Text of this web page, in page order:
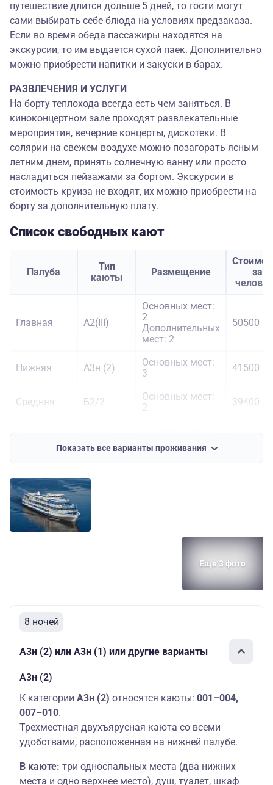
путешествие длится дольше 5 дней, то гости могут
сами выбирать себе блюда на условиях предзаказа.
Если во время обеда пассажиры находятся на
экскурсии, то им выдается сухой паек. Дополнительно
можно приобрести напитки и закуски в барах.
РАЗВЛЕЧЕНИЯ И УСЛУГИ
На борту теплохода всегда есть чем заняться. В
киноконцертном зале проходят развлекательные
мероприятия, вечерние концерты, дискотеки. В
солярии на свежем воздухе можно позагорать ясным
летним днем, принять солнечную ванну или просто
насладиться пейзажами за бортом. Экскурсии в
стоимость круиза не входят, их можно приобрести на
борту за дополнительную плату.
Список свободных кают
Палуба
Тип
каюты
Размещение
за
Главная А2(III)
Основных мест:
2
Дополнительных
мест: 2
50500
Нижняя А3н (2)
Основных мест:
3
41500
Средняя Б2/2
Основных мест:
2
39400
Б
Шлюпочная Б2 (I)
Показать все варианты проживания
Еще 3 фото
8 ночей
А3н (2) или А3н (1) или другие варианты
А3н (2)
К категории А3н (2) относятся каюты: 001–004,
007–010.
Трехместная двухъярусная каюта со всеми
удобствами, расположенная на нижней палубе.
В каюте: три односпальных места (два нижних
места и одно верхнее место), душ, туалет, шкаф